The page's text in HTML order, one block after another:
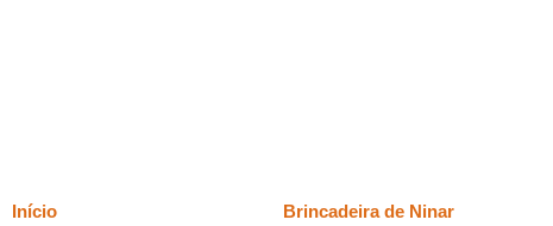
Início
Brincadeira de Ninar